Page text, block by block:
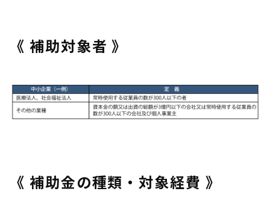
《 補助対象者 》
《 補助金の種類・対象経費 》